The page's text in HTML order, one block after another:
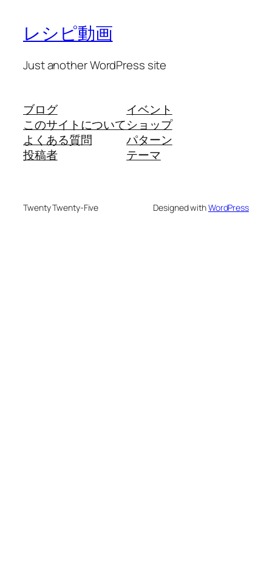
レシピ動画
Just another WordPress site
ブログ
このサイトについて
よくある質問
投稿者
イベント
ショップ
パターン
テーマ
Twenty Twenty-Five Designed withWordPress